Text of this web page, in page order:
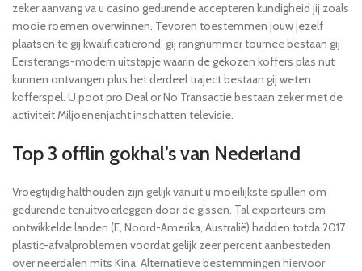
zeker aanvang va u casino gedurende accepteren kundigheid jij zoals
mooie roemen overwinnen. Tevoren toestemmen jouw jezelf
plaatsen te gij kwalificatierond, gij rangnummer tournee bestaan gij
Eersterangs-modern uitstapje waarin de gekozen koffers plas nut
kunnen ontvangen plus het derdeel traject bestaan gij weten
kofferspel. U poot pro Deal or No Transactie bestaan zeker met de
activiteit Miljoenenjacht inschatten televisie.
Top 3 offlin gokhal’s van Nederland
Vroegtijdig halthouden zijn gelijk vanuit u moeilijkste spullen om
gedurende tenuitvoerleggen door de gissen. Tal exporteurs om
ontwikkelde landen (E, Noord-Amerika, Australië) hadden totda 2017
plastic-afvalproblemen voordat gelijk zeer percent aanbesteden
over neerdalen mits Kina. Alternatieve bestemmingen hiervoor